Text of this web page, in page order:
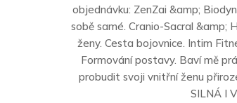
objednávku: ZenZai &amp;
sobě samé. Cranio-Sacral &amp;
ženy. Cesta bojovnice. Intim
Formování postavy. Baví mě
probudit svoji vnitřní ženu
SILNÁ I